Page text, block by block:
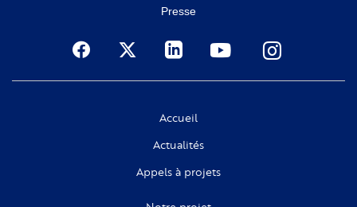
Presse
Social
Accueil
Actualités
Appels à projets